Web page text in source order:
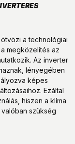
a technológiai
megközelítés az
Az inverter
lényegében
képes
Ezáltal
hiszen a klíma
szükség